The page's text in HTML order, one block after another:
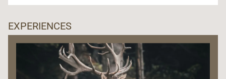
EXPERIENCES